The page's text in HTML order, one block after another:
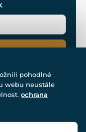
2007-2026.
pohodlné
webu neustále
ochrana